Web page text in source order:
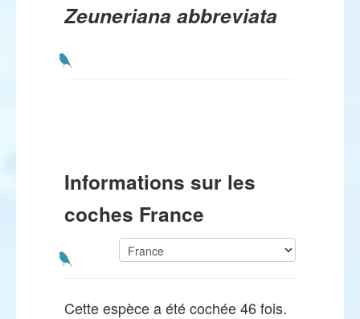
Zeuneriana abbreviata
Informations sur les
coches France
Cette espèce a été cochée 46 fois.